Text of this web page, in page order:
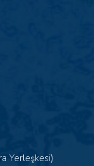
Yerleşkesi)